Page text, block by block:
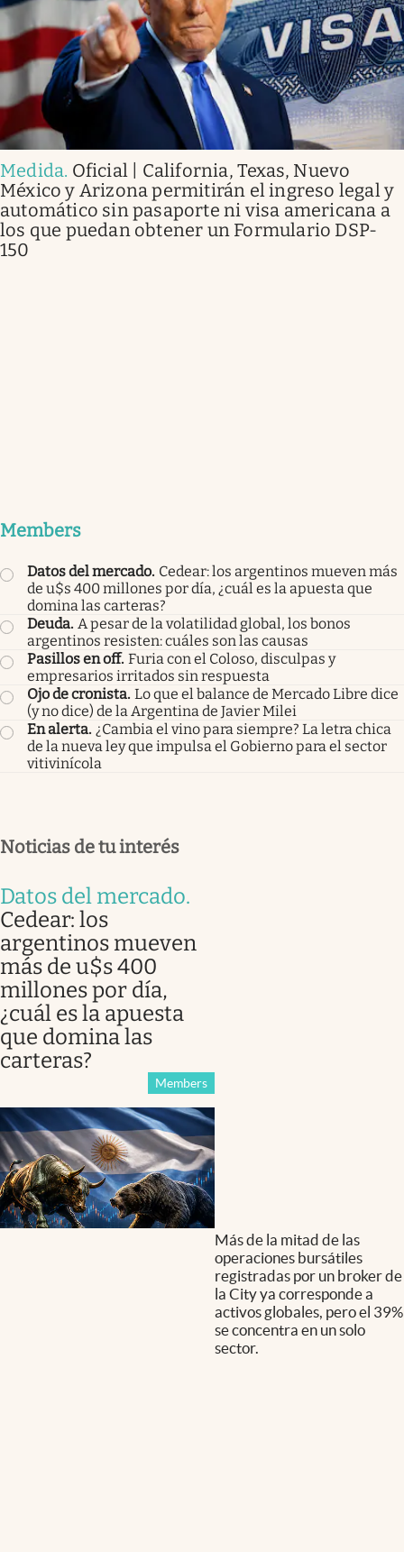
Medida. Oficial | California, Texas, Nuevo
México y Arizona permitirán el ingreso legal y
automático sin pasaporte ni visa americana a
los que puedan obtener un Formulario DSP-
150
Members
Datos del mercado. Cedear: los argentinos mueven más
de u$s 400 millones por día, ¿cuál es la apuesta que
domina las carteras?
Deuda. A pesar de la volatilidad global, los bonos
argentinos resisten: cuáles son las causas
Pasillos en off. Furia con el Coloso, disculpas y
empresarios irritados sin respuesta
Ojo de cronista. Lo que el balance de Mercado Libre dice
(y no dice) de la Argentina de Javier Milei
En alerta. ¿Cambia el vino para siempre? La letra chica
de la nueva ley que impulsa el Gobierno para el sector
vitivinícola
Noticias de tu interés
Datos del mercado.
Cedear: los
argentinos mueven
más de u$s 400
millones por día,
¿cuál es la apuesta
que domina las
carteras?
Members
Más de la mitad de las
operaciones bursátiles
registradas por un broker de
la City ya corresponde a
activos globales, pero el 39%
se concentra en un solo
sector.